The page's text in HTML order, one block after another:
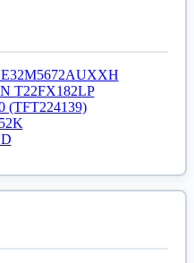
T22FX182LP
(TFT224139)